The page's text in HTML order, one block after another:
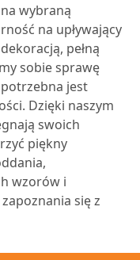
wybraną
na upływający
pełną
sobie sprawę
jest
Dzięki naszym
swoich
piękny
wzorów i
się z